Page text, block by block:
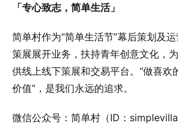
「专心致志，简单生活」
简单村作为“简单生活节”幕后策划及
策展展开业务，扶持青年创意文化，
供线上线下策展和交易平台。“做喜欢
价值”，是我们永远的追求。
微信公众号：简单村（ID：